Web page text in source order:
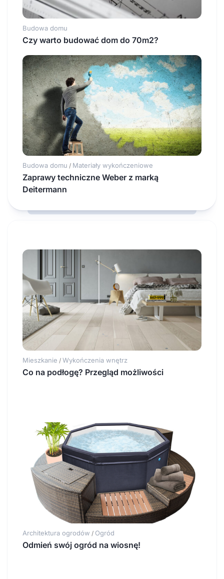
Budowa domu
Czy warto budować dom do 70m2?
Budowa domu / Materiały wykończeniowe
Zaprawy techniczne Weber z marką
Deitermann
Mieszkanie / Wykończenia wnętrz
Co na podłogę? Przegląd możliwości
Architektura ogrodów / Ogród
Odmień swój ogród na wiosnę!